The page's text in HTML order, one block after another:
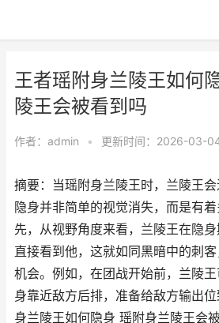
王者瑶附身兰陵王如何
陵王会被看到吗
作者： admin • 更新时间：2026-03-
摘要：当瑶附身兰陵王时，兰陵王
隐身并非简单的视觉消失，而是有
先，从视野角度来看，兰陵王在隐
直接看到他，这就如同黑暗中的刺
机会。例如，在团战开始前，兰陵
身靠近敌方后排，准备给敌方输出
身兰陵王如何隐身 瑶附身兰陵王会